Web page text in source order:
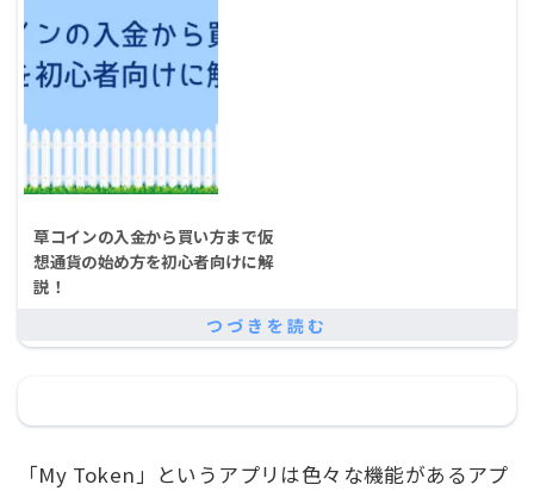
草コインの入金から買い方まで仮
想通貨の始め方を初心者向けに解
説！
「My Token」というアプリは色々な機能があるアプ